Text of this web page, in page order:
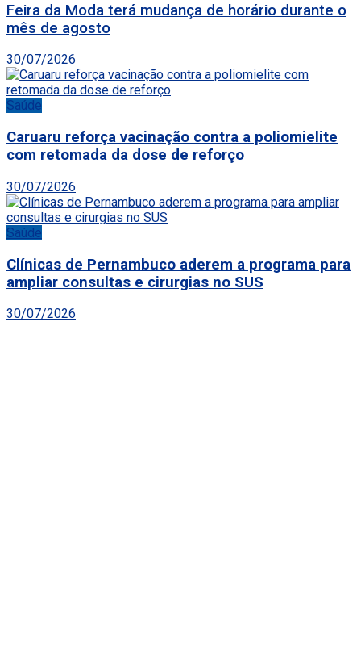
Feira da Moda terá mudança de horário durante o
mês de agosto
30/07/2026
Saúde
Caruaru reforça vacinação contra a poliomielite
com retomada da dose de reforço
30/07/2026
Saúde
Clínicas de Pernambuco aderem a programa para
ampliar consultas e cirurgias no SUS
30/07/2026